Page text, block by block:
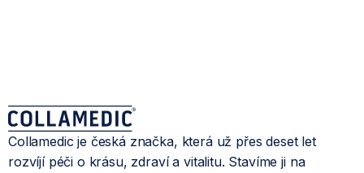
Collamedic je česká značka, která už přes deset let
rozvíjí péči o krásu, zdraví a vitalitu. Stavíme ji na